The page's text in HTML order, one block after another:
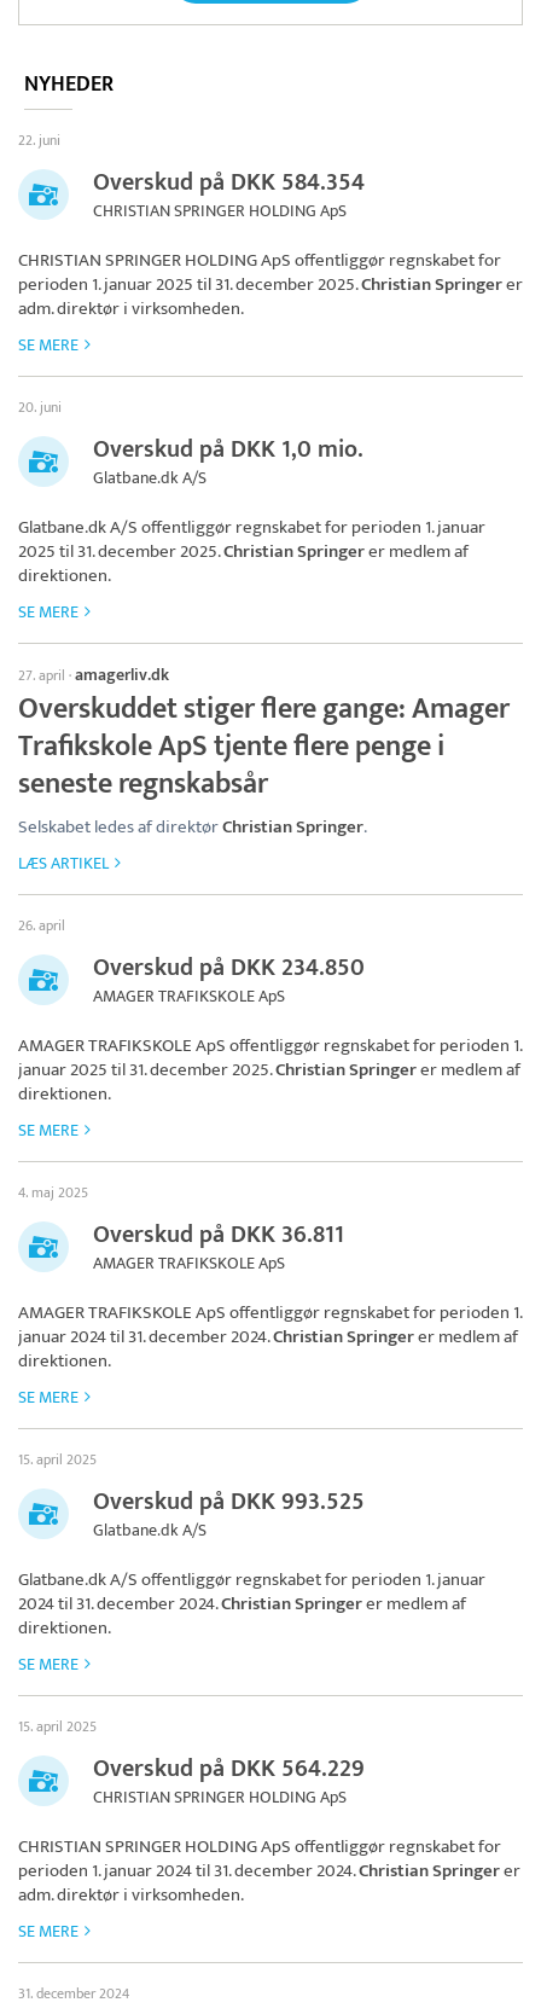
NYHEDER
22. juni
Overskud på DKK 584.354
CHRISTIAN SPRINGER HOLDING ApS
CHRISTIAN SPRINGER HOLDING ApSoffentliggør regnskabet for
perioden 1. januar 2025 til 31. december 2025.Christian Springerer
adm. direktør i virksomheden.
SE MERE
20. juni
Overskud på DKK 1,0 mio.
Glatbane.dk A/S
Glatbane.dk A/Soffentliggør regnskabet for perioden 1. januar
2025 til 31. december 2025.Christian Springerer medlem af
direktionen.
SE MERE
27. april ·amagerliv.dk
Overskuddet stiger flere gange: Amager
Trafikskole ApS tjente flere penge i
seneste regnskabsår
Selskabet ledes af direktørChristian Springer.
LÆS ARTIKEL
26. april
Overskud på DKK 234.850
AMAGER TRAFIKSKOLE ApS
AMAGER TRAFIKSKOLE ApSoffentliggør regnskabet for perioden 1.
januar 2025 til 31. december 2025.Christian Springerer medlem af
direktionen.
SE MERE
4. maj 2025
Overskud på DKK 36.811
AMAGER TRAFIKSKOLE ApS
AMAGER TRAFIKSKOLE ApSoffentliggør regnskabet for perioden 1.
januar 2024 til 31. december 2024.Christian Springerer medlem af
direktionen.
SE MERE
15. april 2025
Overskud på DKK 993.525
Glatbane.dk A/S
Glatbane.dk A/Soffentliggør regnskabet for perioden 1. januar
2024 til 31. december 2024.Christian Springerer medlem af
direktionen.
SE MERE
15. april 2025
Overskud på DKK 564.229
CHRISTIAN SPRINGER HOLDING ApS
CHRISTIAN SPRINGER HOLDING ApSoffentliggør regnskabet for
perioden 1. januar 2024 til 31. december 2024.Christian Springerer
adm. direktør i virksomheden.
SE MERE
31. december 2024